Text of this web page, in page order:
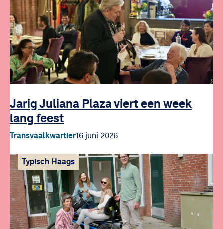
Jarig Juliana Plaza viert een week
lang feest
Transvaalkwartier16 juni 2026
Typisch Haags